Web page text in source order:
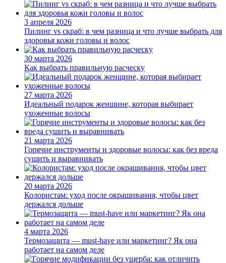
3 апреля 2026
Пилинг vs скраб: в чем разница и что лучше выбрать для
здоровья кожи головы и волос
30 марта 2026
Как выбрать правильную расческу
27 марта 2026
Идеальный подарок женщине, которая выбирает
ухоженные волосы
21 марта 2026
Горячие инструменты и здоровые волосы: как без вреда
сушить и выравнивать
20 марта 2026
Колористам: уход после окрашивания, чтобы цвет
держался дольше
4 марта 2026
Термозащита — must-have или маркетинг? Як она
работает на самом деле